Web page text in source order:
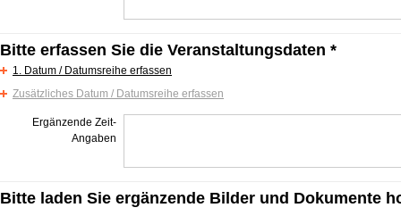
Bitte erfassen Sie die Veranstaltungsdaten *
1. Datum / Datumsreihe erfassen
Zusätzliches Datum / Datumsreihe erfassen
Ergänzende Zeit-
Angaben
Bitte laden Sie ergänzende Bilder und Dokumente